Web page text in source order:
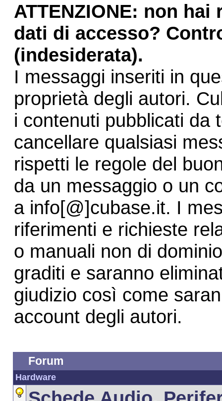
ATTENZIONE: non
dati di accesso?
(indesiderata).
I messaggi inseriti in
proprietà degli autori.
i contenuti pubblicati da
cancellare qualsiasi
rispetti le regole del
da un messaggio o un
a info[@]cubase.it. I
riferimenti e richieste
o manuali non di
graditi e saranno
giudizio così come
account degli autori.
Forum
Hardware